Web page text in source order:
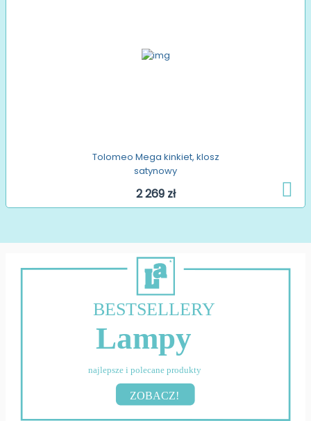
Tolomeo Mega kinkiet, klosz
satynowy
2 269 zł
BESTSELLERY
Lampy
najlepsze i polecane produkty
ZOBACZ!